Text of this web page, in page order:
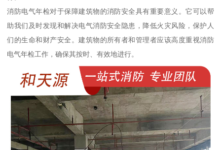
消防电气年检对于保障建筑物的消防安全具有重要意义。它可以帮
助我们及时发现和解决电气消防安全隐患，降低火灾风险，保护人
们的生命和财产安全。建筑物的所有者和管理者应该高度重视消防
电气年检工作，确保其按时、有效地进行。